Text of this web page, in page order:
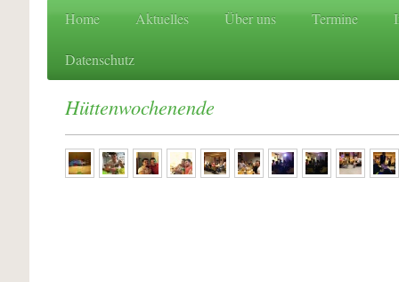
Home Aktuelles Über uns Termine
Datenschutz
Hüttenwochenende